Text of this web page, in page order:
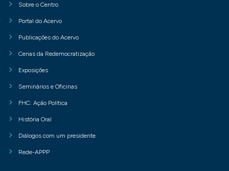
Sobre o Centro
Portal do Acervo
Publicações do Acervo
Cenas da Redemocratização
Exposições
Seminários e Oficinas
FHC: Ação Política
História Oral
Diálogos com um presidente
Rede-APPP